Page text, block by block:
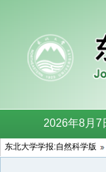
东北大学学报:自然科学版